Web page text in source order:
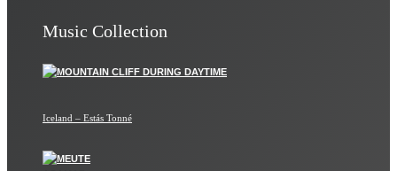
Music Collection
Iceland – Estás Tonné